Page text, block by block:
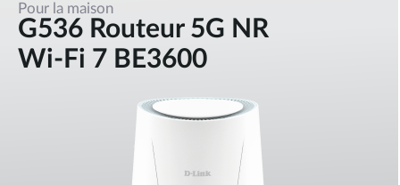
Pour la maison
G536 Routeur 5G NR
Wi-Fi 7 BE3600